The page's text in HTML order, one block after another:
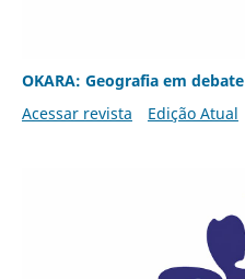
OKARA: Geografia em debate
Acessar revista
Edição Atual